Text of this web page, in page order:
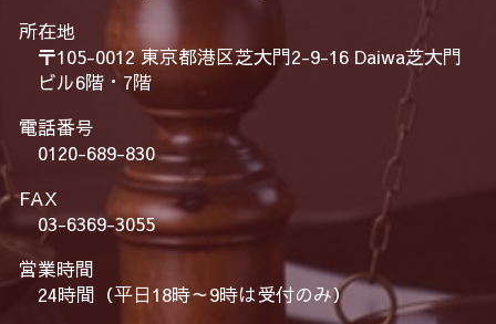
所在地
〒105-0012 東京都港区芝大門2-9-16 Daiwa芝大門
ビル6階・7階
電話番号
0120-689-830
FAX
03-6369-3055
営業時間
24時間（平日18時～9時は受付のみ）